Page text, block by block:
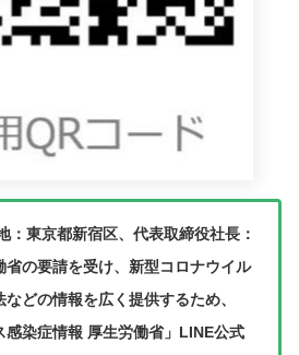
：東京都新宿区、代表取締役社長：
省の要請を受け、新型コロナウイル
どの情報を広く提供するため、
感染症情報 厚生労働省」LINE公式